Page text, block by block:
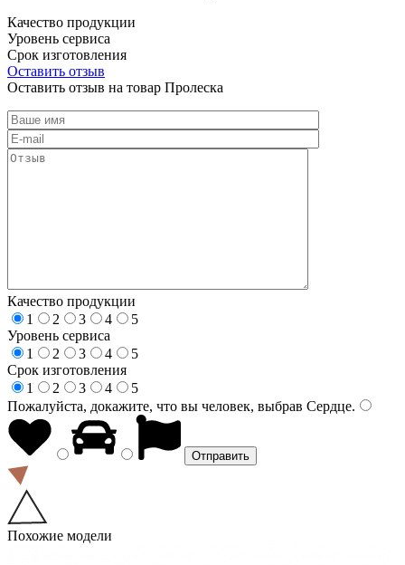
Качество продукции
Уровень сервиса
Срок изготовления
Оставить отзыв
Оставить отзыв на товар Пролеска
Качество продукции
1
2 3 4
5
Уровень сервиса
1
2 3 4
5
Срок изготовления
1
2 3 4
5
Пожалуйста, докажите, что вы человек, выбрав Сердце.
Похожие модели